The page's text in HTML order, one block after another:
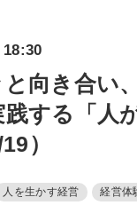
向き合い
践する「人
）
人を生かす経営 経営体